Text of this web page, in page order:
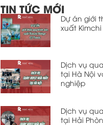
TIN TỨC MỚI
Dự án giới
xuất Kimchi
Dịch vụ
tại Hà Nội
nghiệp
Dịch vụ
tại Hải